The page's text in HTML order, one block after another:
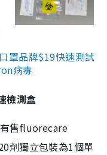
罩品牌$19快速測試
病毒
檢測盒
售fluorecare
劑獨立包裝為1個單